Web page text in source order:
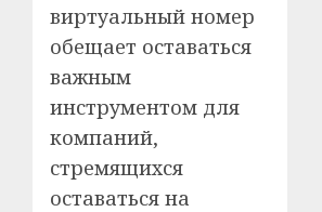
виртуальный номер
обещает оставаться
важным
инструментом для
компаний,
стремящихся
оставаться на